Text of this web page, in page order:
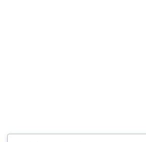
Kako da znam da li beba unosi